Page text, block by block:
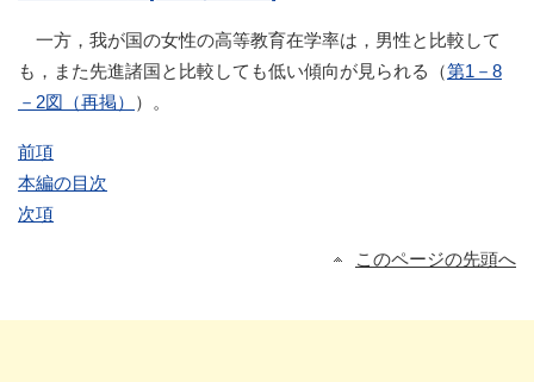
一方，我が国の女性の高等教育在学率は，男性と比較して
も，また先進諸国と比較しても低い傾向が見られる（第1－8
－2図（再掲）
）。
前項
本編の目次
次項
このページの先頭へ